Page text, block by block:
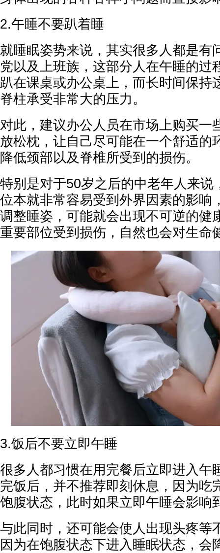
2.午睡不要趴着睡
就睡眠姿势来说，其实很多人都是有
党以及上班族，这部分人在午睡的过
趴在课桌或办公桌上，而长时间保持
脊柱承受非常大的压力。
对此，建议办公人员在市场上购买一
放松枕，让自己尽可能在一个舒适的
降低颈部以及脊椎所受到的损伤。
特别是对于50岁之后的中老年人来说
位本就非常容易受到外界因素的影响
调整睡姿，可能就会出现不可逆的健
重要部位受到损伤，自然也会对生命
3.饭后不要立即午睡
很多人都习惯在用完餐后立即进入午
完饭后，并不推荐即刻休息，因为吃
饱腹状态，此时如果立即午睡会影响
与此同时，还可能会使人出现头疼等
因为在饱腹状态下进入睡眠状态，会